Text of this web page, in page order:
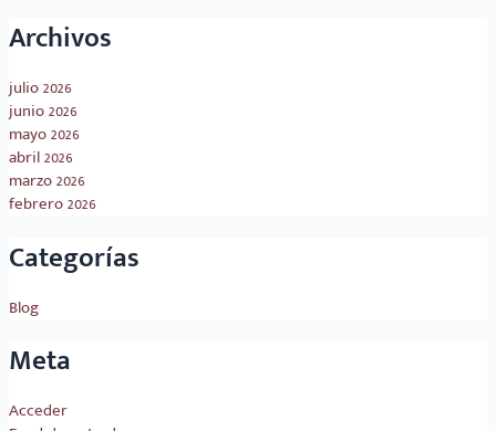
Archivos
julio 2026
junio 2026
mayo 2026
abril 2026
marzo 2026
febrero 2026
Categorías
Blog
Meta
Acceder